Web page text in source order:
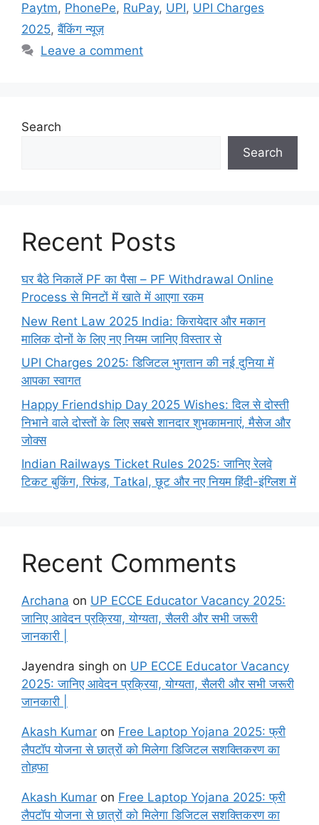
Paytm, PhonePe, RuPay, UPI, UPI Charges
2025,बैंकिंग न्यूज़
Leave a comment
Search
Search
Recent Posts
घर बैठे निकालें PF का पैसा – PF Withdrawal Online
Process से मिनटों में खाते में आएगा रकम
New Rent Law 2025 India: किरायेदार और मकान
मालिक दोनों के लिए नए नियम जानिए विस्तार से
UPI Charges 2025: डिजिटल भुगतान की नई दुनिया में
आपका स्वागत
Happy Friendship Day 2025 Wishes: दिल से दोस्ती
निभाने वाले दोस्‍तों के लिए सबसे शानदार शुभकामनाएं, मैसेज और
जोक्स
Indian Railways Ticket Rules 2025: जानिए रेलवे
टिकट बुकिंग, रिफंड, Tatkal, छूट और नए नियम हिंदी-इंग्लिश में
Recent Comments
Archana on UP ECCE Educator Vacancy 2025:
जानिए आवेदन प्रक्रिया, योग्यता, सैलरी और सभी जरूरी
जानकारी |
Jayendra singh on UP ECCE Educator Vacancy
2025: जानिए आवेदन प्रक्रिया, योग्यता, सैलरी और सभी जरूरी
जानकारी |
Akash Kumar on Free Laptop Yojana 2025: फ्री
लैपटॉप योजना से छात्रों को मिलेगा डिजिटल सशक्तिकरण का
तोहफा
Akash Kumar on Free Laptop Yojana 2025: फ्री
लैपटॉप योजना से छात्रों को मिलेगा डिजिटल सशक्तिकरण का